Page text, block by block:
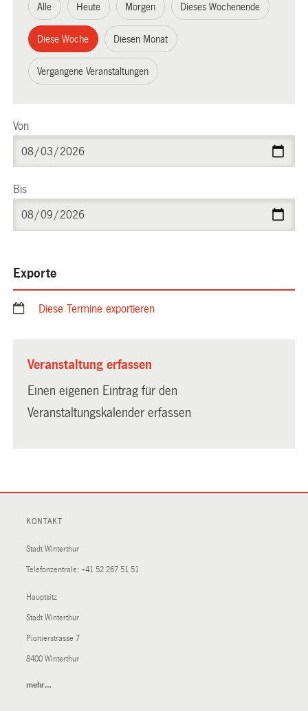
Alle Heute Morgen Dieses Wochenende
Diese Woche Diesen Monat
Vergangene Veranstaltungen
Von
Bis
Exporte
Diese Termine exportieren
Veranstaltung erfassen
Einen eigenen Eintrag für den
Veranstaltungskalender erfassen
KONTAKT
Stadt Winterthur
Telefonzentrale: +41 52 267 51 51
Hauptsitz
Stadt Winterthur
Pionierstrasse 7
8400 Winterthur
mehr…